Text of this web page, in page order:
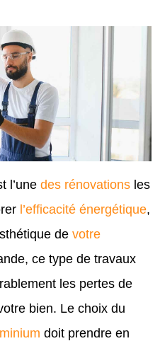
l’une des rénovations les
l’efficacité énergétique,
de votre
ce type de travaux
les pertes de
bien. Le choix du
doit prendre en